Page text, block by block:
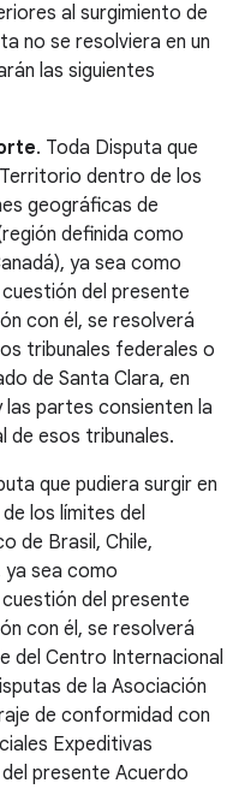
al surgimiento de
no se resolviera en un
las siguientes
. Toda Disputa que
dentro de los
geográficas de
definida como
ya sea como
del presente
con él, se resolverá
tribunales federales o
de Santa Clara, en
las partes consienten la
de esos tribunales.
que pudiera surgir en
los límites del
de Brasil, Chile,
ya sea como
del presente
con él, se resolverá
del Centro Internacional
de la Asociación
de conformidad con
Expeditivas
presente Acuerdo